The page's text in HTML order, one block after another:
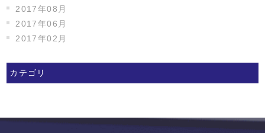
2017年08月
2017年06月
2017年02月
カテゴリ